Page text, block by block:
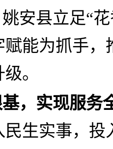
姚安县立足“
赋能为抓手，
级。
， 实现服务
民生实事， 投